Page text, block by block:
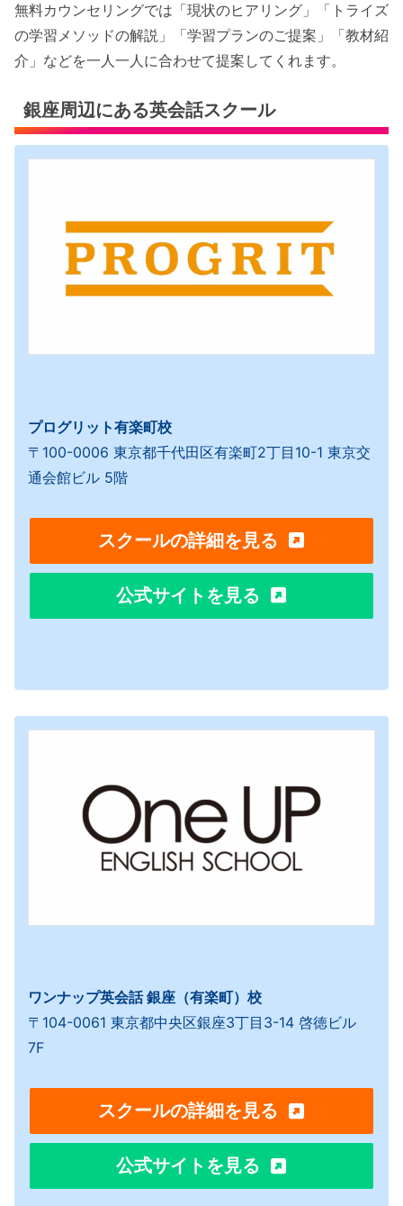
無料カウンセリングでは「現状のヒアリング」「トライズ
の学習メソッドの解説」「学習プランのご提案」「教材紹
介」などを一人一人に合わせて提案してくれます。
銀座周辺にある英会話スクール
プログリット有楽町校
〒100-0006 東京都千代田区有楽町2丁目10-1 東京交
通会館ビル 5階
スクールの詳細を見る
公式サイトを見る
ワンナップ英会話 銀座（有楽町）校
〒104-0061 東京都中央区銀座3丁目3-14 啓徳ビル
7F
スクールの詳細を見る
公式サイトを見る